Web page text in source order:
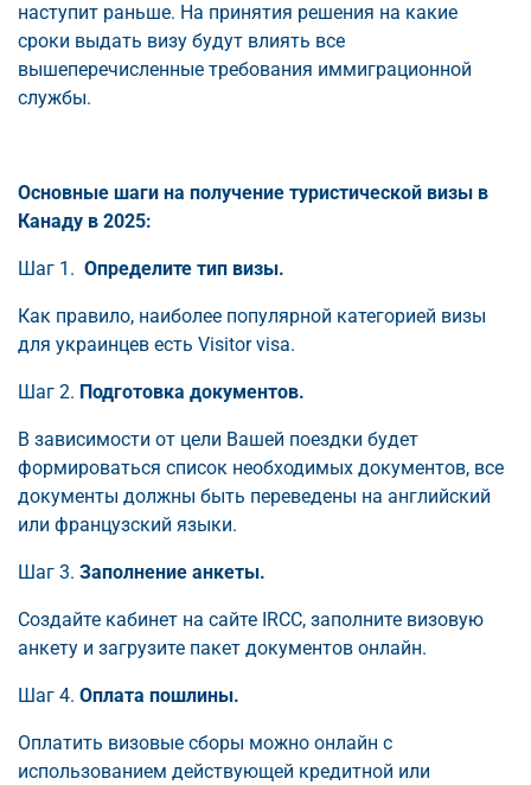
наступит раньше. На принятия решения на какие
сроки выдать визу будут влиять все
вышеперечисленные требования иммиграционной
службы.
Основные шаги на получение туристической визы в
Канаду в 2025:
Шаг 1. Определите тип визы.
Как правило, наиболее популярной категорией визы
для украинцев есть Visitor visa.
Шаг 2. Подготовка документов.
В зависимости от цели Вашей поездки будет
формироваться список необходимых документов, все
документы должны быть переведены на английский
или французский языки.
Шаг 3. Заполнение анкеты.
Создайте кабинет на сайте IRCC, заполните визовую
анкету и загрузите пакет документов онлайн.
Шаг 4. Оплата пошлины.
Оплатить визовые сборы можно онлайн с
использованием действующей кредитной или